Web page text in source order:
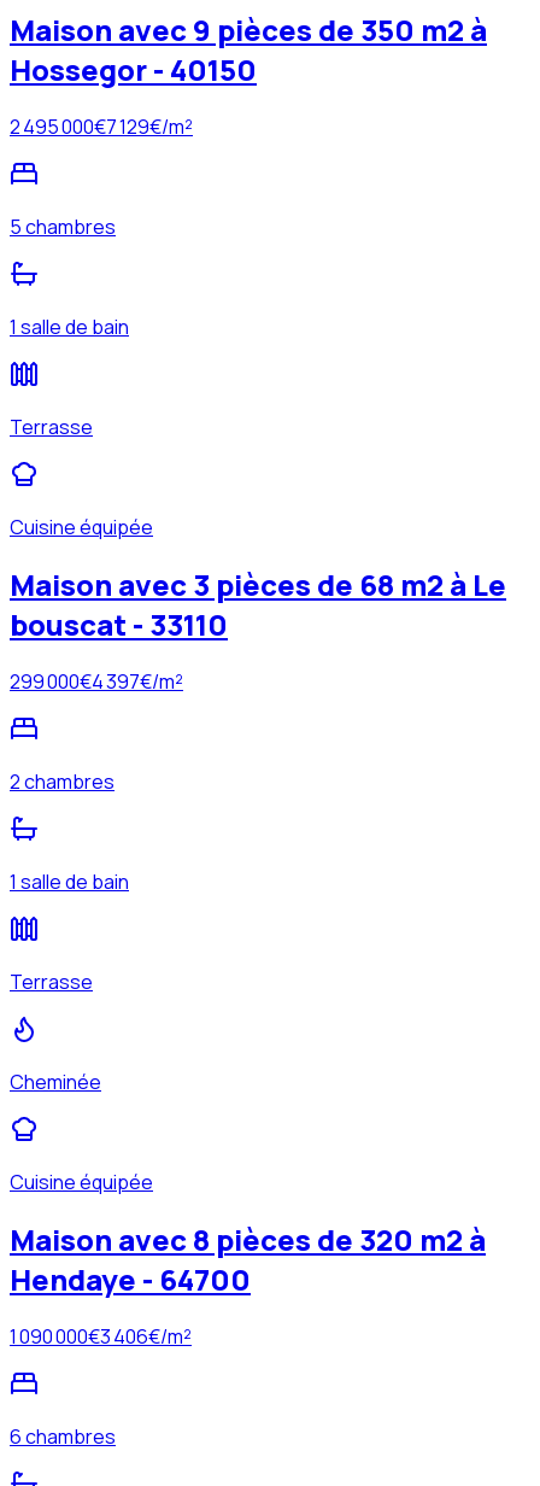
Maison avec 9 pièces de 350 m2 à
Hossegor - 40150
2 495 000€7 129€/m²
5 chambres
1 salle de bain
Terrasse
Cuisine équipée
Maison avec 3 pièces de 68 m2 à Le
bouscat - 33110
299 000€4 397€/m²
2 chambres
1 salle de bain
Terrasse
Cheminée
Cuisine équipée
Maison avec 8 pièces de 320 m2 à
Hendaye - 64700
1 090 000€3 406€/m²
6 chambres